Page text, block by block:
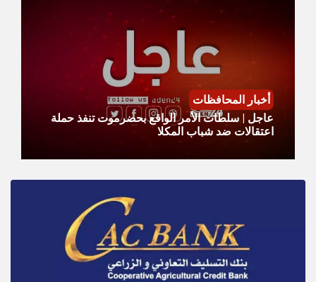
أخبار المحافظات
عاجل | سلطات الأمر الواقع بحضرموت تنفذ حملة
اعتقالات ضد شباب المكلا